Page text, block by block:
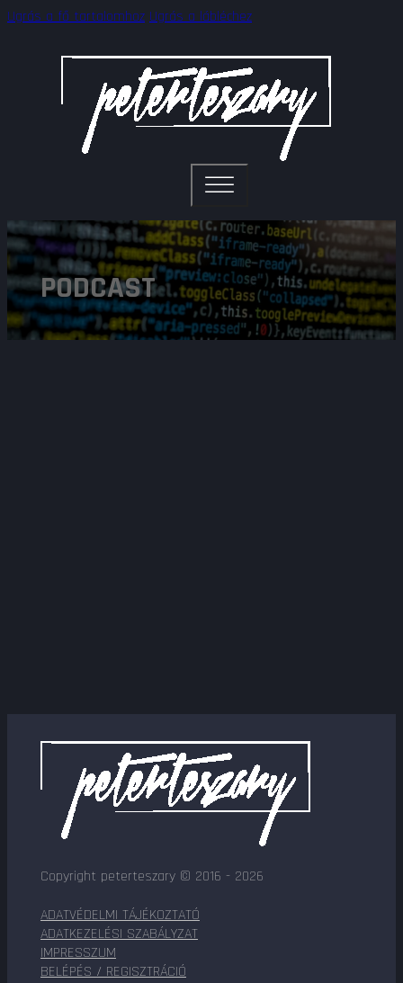
Ugrás a fő tartalomhoz Ugrás a lábléchez
PODCAST
Copyright peterteszary © 2016 - 2026
ADATVÉDELMI TÁJÉKOZTATÓ
ADATKEZELÉSI SZABÁLYZAT
IMPRESSZUM
BELÉPÉS / REGISZTRÁCIÓ